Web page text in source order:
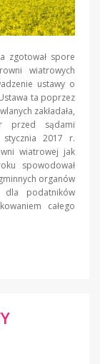
zgotował spore
wiatrowych
ustawy o
ta poprzez
zakładała,
sądami
2017 r.
wiatrowej jak
spowodował
organów
dla podatników
całego